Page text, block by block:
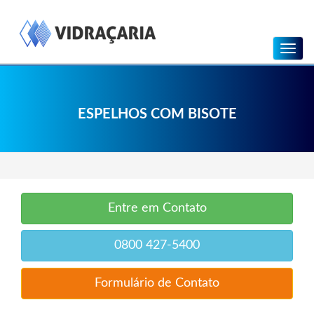
ESPELHOS COM BISOTE
Menu
Entre em Contato
0800 427-5400
Formulário de Contato